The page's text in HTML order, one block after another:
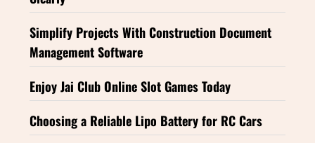
Simplify Projects With Construction Document
Management Software
Enjoy Jai Club Online Slot Games Today
Choosing a Reliable Lipo Battery for RC Cars